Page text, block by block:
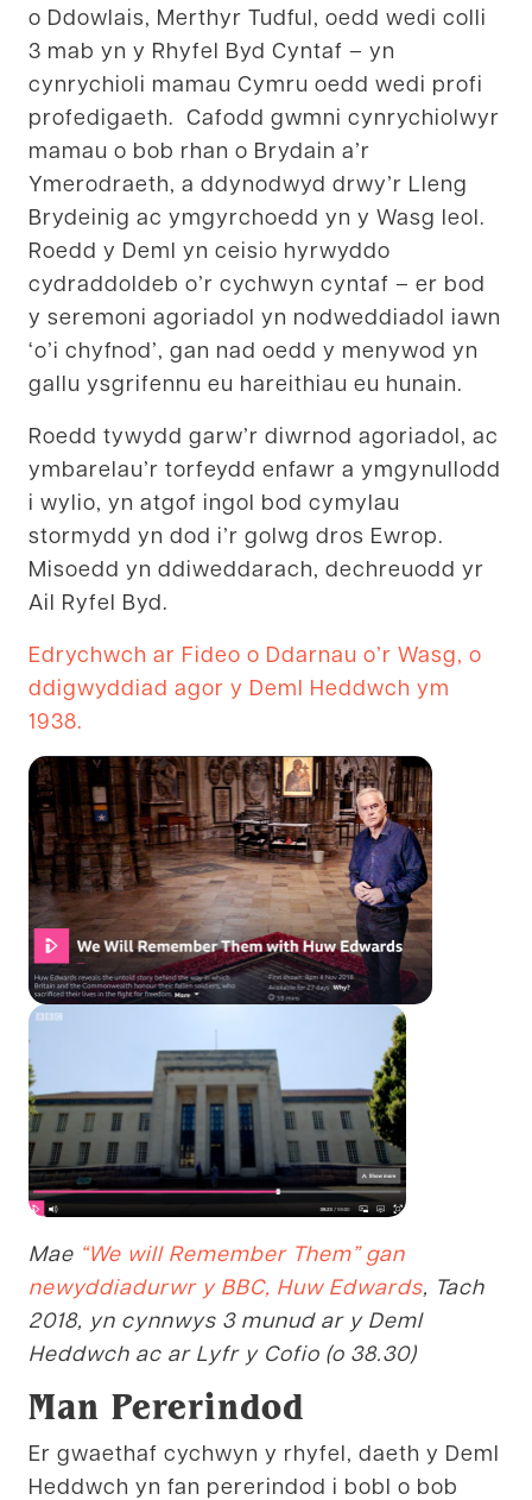
o Ddowlais, Merthyr Tudful, oedd wedi colli
3 mab yn y Rhyfel Byd Cyntaf – yn
cynrychioli mamau Cymru oedd wedi profi
profedigaeth. Cafodd gwmni cynrychiolwyr
mamau o bob rhan o Brydain a’r
Ymerodraeth, a ddynodwyd drwy’r Lleng
Brydeinig ac ymgyrchoedd yn y Wasg leol.
Roedd y Deml yn ceisio hyrwyddo
cydraddoldeb o’r cychwyn cyntaf – er bod
y seremoni agoriadol yn nodweddiadol iawn
‘o’i chyfnod’, gan nad oedd y menywod yn
gallu ysgrifennu eu hareithiau eu hunain.
Roedd tywydd garw’r diwrnod agoriadol, ac
ymbarelau’r torfeydd enfawr a ymgynullodd
i wylio, yn atgof ingol bod cymylau
stormydd yn dod i’r golwg dros Ewrop.
Misoedd yn ddiweddarach, dechreuodd yr
Ail Ryfel Byd.
Edrychwch ar Fideo o Ddarnau o’r Wasg, o
ddigwyddiad agor y Deml Heddwch ym
1938.
Mae “We will Remember Them” gan
newyddiadurwr y BBC, Huw Edwards, Tach
2018, yn cynnwys 3 munud ar y Deml
Heddwch ac ar Lyfr y Cofio (o 38.30)
Man Pererindod
Er gwaethaf cychwyn y rhyfel, daeth y Deml
Heddwch yn fan pererindod i bobl o bob